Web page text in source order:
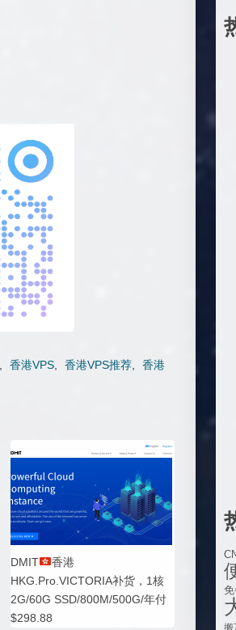
香港VPS 香港VPS推荐
香港
DMIT
香港
HKG.Pro.VICTORIA补货，1核
2G/60G SSD/800M/500G/年付
$298.88
搬